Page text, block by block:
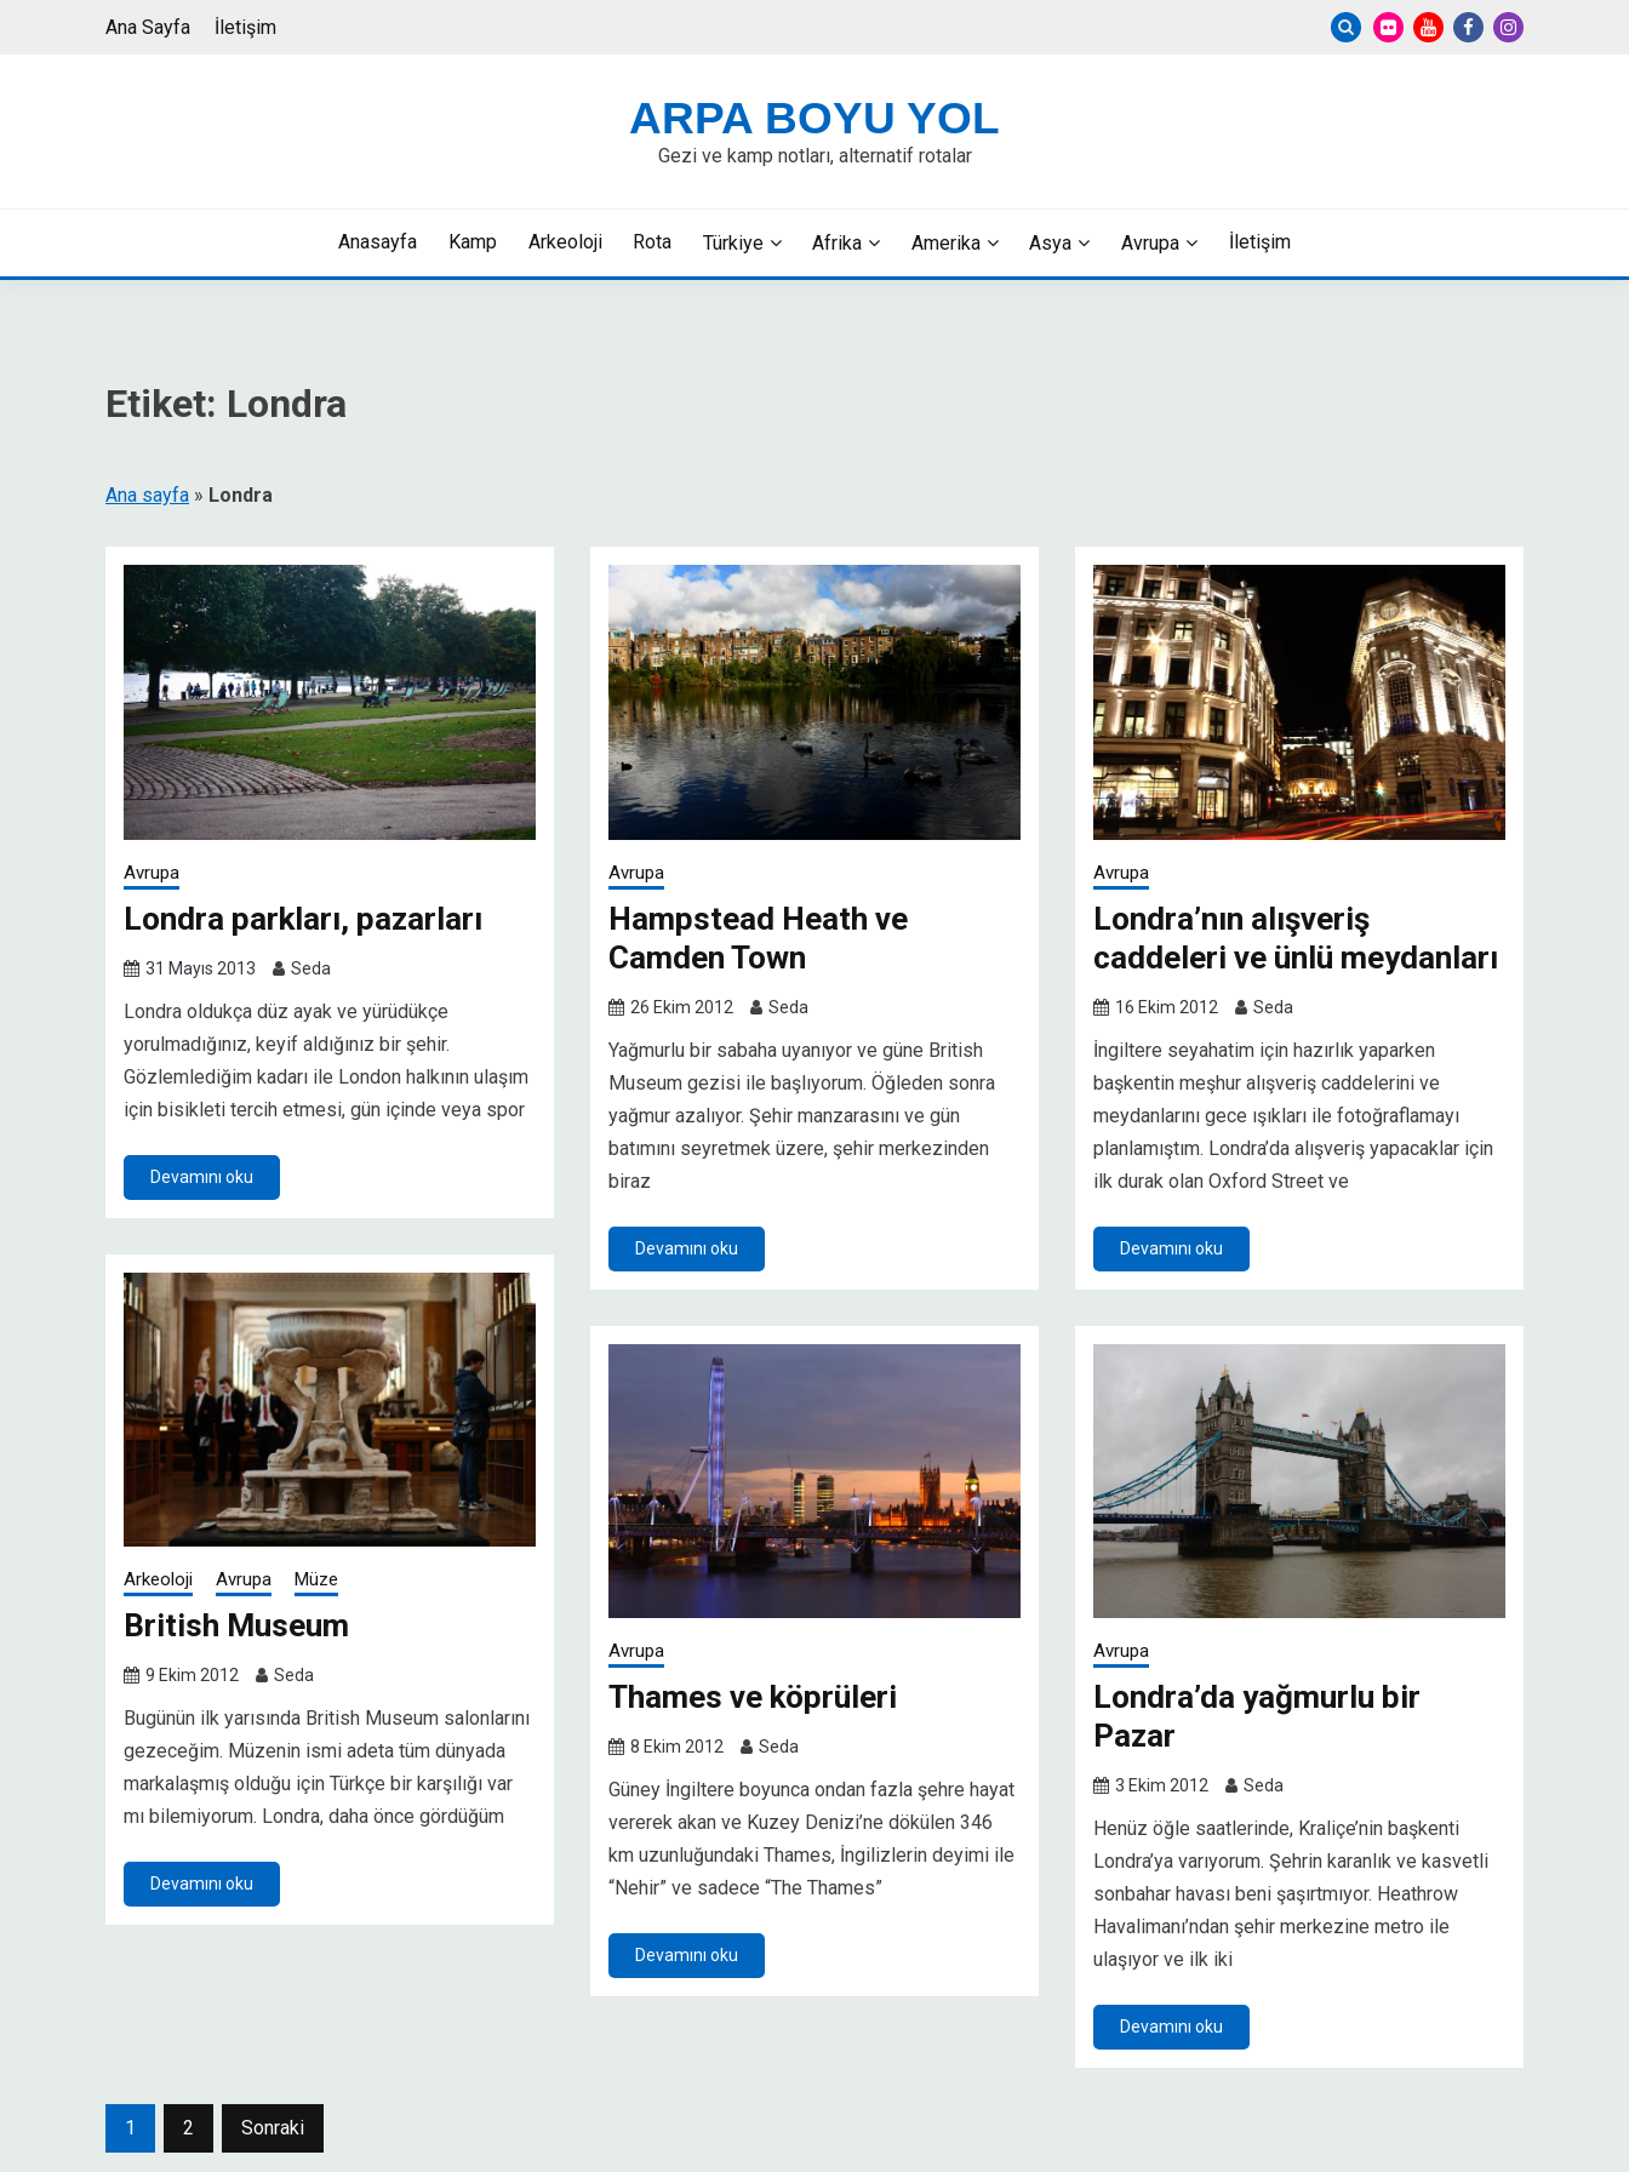
Ana Sayfa İletişim
ARPA BOYU YOL
Gezi ve kamp notları, alternatif rotalar
Anasayfa Kamp Arkeoloji Rota Türkiye Afrika Amerika Asya Avrupa İletişim
Etiket: Londra
Ana sayfa » Londra
Avrupa
Londra parkları, pazarları
31 Mayıs 2013 Seda
Londra oldukça düz ayak ve yürüdükçe
yorulmadığınız, keyif aldığınız bir şehir.
Gözlemlediğim kadarı ile London halkının ulaşım
için bisikleti tercih etmesi, gün içinde veya spor
Devamını oku
Avrupa
Hampstead Heath ve
Camden Town
26 Ekim 2012 Seda
Yağmurlu bir sabaha uyanıyor ve güne British
Museum gezisi ile başlıyorum. Öğleden sonra
yağmur azalıyor. Şehir manzarasını ve gün
batımını seyretmek üzere, şehir merkezinden
biraz
Devamını oku
Avrupa
Londra’nın alışveriş
caddeleri ve ünlü meydanları
16 Ekim 2012 Seda
İngiltere seyahatim için hazırlık yaparken
başkentin meşhur alışveriş caddelerini ve
meydanlarını gece ışıkları ile fotoğraflamayı
planlamıştım. Londra’da alışveriş yapacaklar için
ilk durak olan Oxford Street ve
Devamını oku
Arkeoloji Avrupa Müze
British Museum
9 Ekim 2012 Seda
Bugünün ilk yarısında British Museum salonlarını
gezeceğim. Müzenin ismi adeta tüm dünyada
markalaşmış olduğu için Türkçe bir karşılığı var
mı bilemiyorum. Londra, daha önce gördüğüm
Devamını oku
Avrupa
Thames ve köprüleri
8 Ekim 2012 Seda
Güney İngiltere boyunca ondan fazla şehre hayat
vererek akan ve Kuzey Denizi’ne dökülen 346
km uzunluğundaki Thames, İngilizlerin deyimi ile
“Nehir” ve sadece “The Thames”
Devamını oku
Avrupa
Londra’da yağmurlu bir
Pazar
3 Ekim 2012 Seda
Henüz öğle saatlerinde, Kraliçe’nin başkenti
Londra’ya varıyorum. Şehrin karanlık ve kasvetli
sonbahar havası beni şaşırtmıyor. Heathrow
Havalimanı’ndan şehir merkezine metro ile
ulaşıyor ve ilk iki
Devamını oku
Yazı
1 2 Sonraki